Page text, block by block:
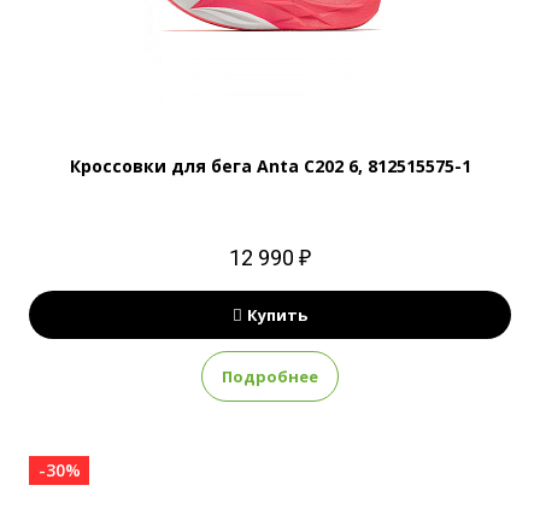
Кроссовки для бега Anta C202 6, 812515575-1
12 990 ₽
Купить
Подробнее
-30%